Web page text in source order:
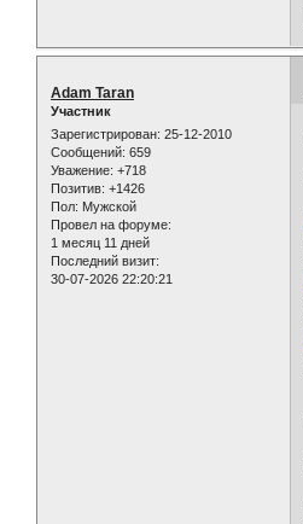
Adam Taran
Участник
Зарегистрирован: 25-12-2010
Сообщений: 659
Уважение: +718
Позитив: +1426
Пол: Мужской
Провел на форуме:
1 месяц 11 дней
Последний визит:
30-07-2026 22:20:21